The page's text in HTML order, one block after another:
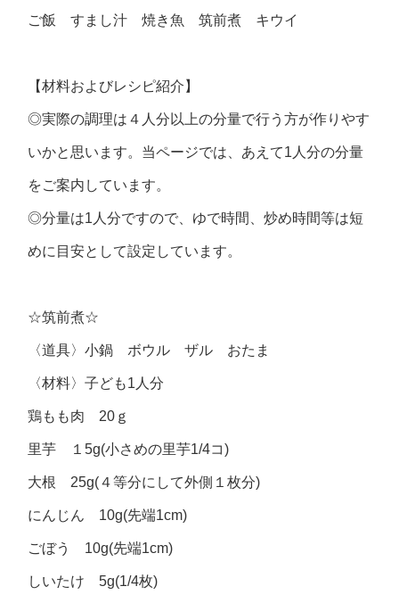
ご飯 すまし汁 焼き魚 筑前煮 キウイ
【材料およびレシピ紹介】
◎実際の調理は４人分以上の分量で行う方が作りやす
いかと思います。当ページでは、あえて1人分の分量
をご案内しています。
◎分量は1人分ですので、ゆで時間、炒め時間等は短
めに目安として設定しています。
☆筑前煮☆
〈道具〉小鍋 ボウル ザル おたま
〈材料〉子ども1人分
鶏もも肉 20ｇ
里芋 １5g(小さめの里芋1/4コ)
大根 25g(４等分にして外側１枚分)
にんじん 10g(先端1cm)
ごぼう 10g(先端1cm)
しいたけ 5g(1/4枚)